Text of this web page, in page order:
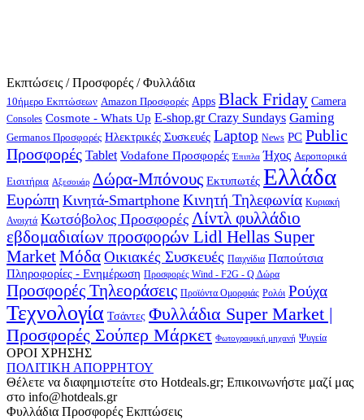
Εκπτώσεις / Προσφορές / Φυλλάδια
10ήμερο Εκπτώσεων Amazon Προσφορές Apps Black Friday Camera
Consoles Cosmote - Whats Up E-shop.gr Crazy Sundays Gaming
Germanos Προσφορές Hλεκτρικές Συσκευές Laptop News PC Public
Προσφορές Tablet Vodafone Προσφορές Έπιπλα Ήχος Αεροπορικά
Εισιτήρια Αξεσουάρ Δώρα-Μπόνους Εκτυπωτές Ελλάδα
Ευρώπη Κινητά-Smartphone Κινητή Τηλεφωνία Κυριακή
Ανοιχτά Κωτσόβολος Προσφορές Λίντλ φυλλάδιο
εβδομαδιαίων προσφορών Lidl Hellas Super
MarketΜόδαΟικιακές Συσκευές Παιχνίδια Παπούτσια
Πληροφορίες - Ενημέρωση Προσφορές Wind - F2G - Q Δώρα
Προσφορές Τηλεοράσεις Προϊόντα Ομορφιάς Ρολόι Ρούχα
Τεχνολογία Τσάντες Φυλλάδια Super Market |
Προσφορές Σούπερ Μάρκετ Φωτογραφική μηχανή Ψυγεία
ΟΡΟΙ ΧΡΗΣΗΣ
ΠΟΛΙΤΙΚΗ ΑΠΟΡΡΗΤΟΥ
Θέλετε να διαφημιστείτε στο Hotdeals.gr; Επικοινωνήστε μαζί μας
στο info@hotdeals.gr
Φυλλάδια Προσφορές Εκπτώσεις